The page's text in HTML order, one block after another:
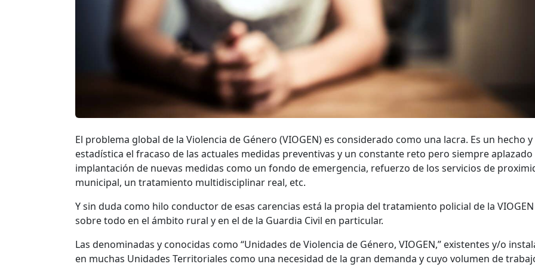
El problema global de la Violencia de Género (VIOGEN) es considerado como una lacra. Es un hecho
estadística el fracaso de las actuales medidas preventivas y un constante reto pero siempre aplazado
implantación de nuevas medidas como un fondo de emergencia, refuerzo de los servicios de
municipal, un tratamiento multidisciplinar real, etc.
Y sin duda como hilo conductor de esas carencias está la propia del tratamiento policial de la VIOGEN
sobre todo en el ámbito rural y en el de la Guardia Civil en particular.
Las denominadas y conocidas como “Unidades de Violencia de Género, VIOGEN,” existentes y/o
en muchas Unidades Territoriales como una necesidad de la gran demanda y cuyo volumen de